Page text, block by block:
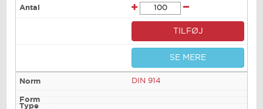
TILFØJ
SE MERE
DIN 914